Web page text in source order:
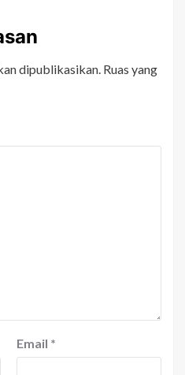
dipublikasikan. Ruas yang
Email *